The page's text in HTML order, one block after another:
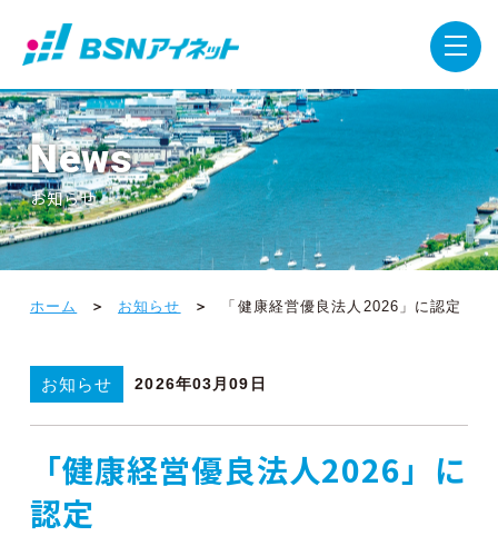
News
お知らせ
ホーム お知らせ 「健康経営優良法人2026」に認定
お知らせ 2026年03月09日
「健康経営優良法人2026」に
認定